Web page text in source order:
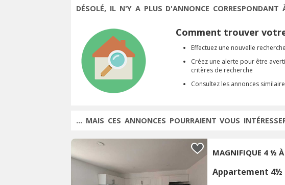
DÉSOLÉ, IL N'Y A PLUS D'ANNONCE CORRESPONDANT
Comment trouver
Effectuez une nouvelle
Créez une alerte pour être
critères de recherche
Consultez les annonces
... MAIS CES ANNONCES POURRAIENT VOUS
MAGNIFIQUE 4 ½
Appartement 4½